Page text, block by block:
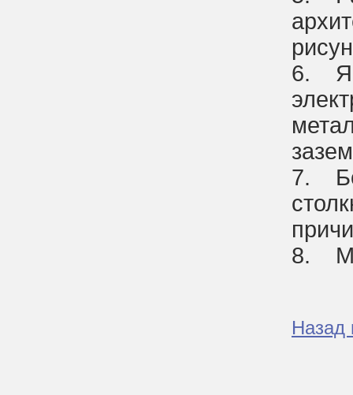
6.
7.
8.
Назад